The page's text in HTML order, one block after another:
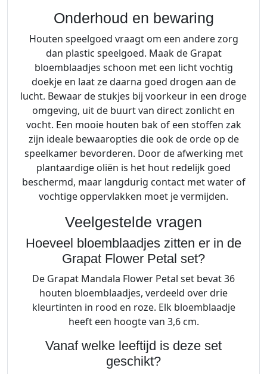
Onderhoud en bewaring
Houten speelgoed vraagt om een andere zorg
dan plastic speelgoed. Maak de Grapat
bloemblaadjes schoon met een licht vochtig
doekje en laat ze daarna goed drogen aan de
lucht. Bewaar de stukjes bij voorkeur in een droge
omgeving, uit de buurt van direct zonlicht en
vocht. Een mooie houten bak of een stoffen zak
zijn ideale bewaaropties die ook de orde op de
speelkamer bevorderen. Door de afwerking met
plantaardige oliën is het hout redelijk goed
beschermd, maar langdurig contact met water of
vochtige oppervlakken moet je vermijden.
Veelgestelde vragen
Hoeveel bloemblaadjes zitten er in de
Grapat Flower Petal set?
De Grapat Mandala Flower Petal set bevat 36
houten bloemblaadjes, verdeeld over drie
kleurtinten in rood en roze. Elk bloemblaadje
heeft een hoogte van 3,6 cm.
Vanaf welke leeftijd is deze set
geschikt?